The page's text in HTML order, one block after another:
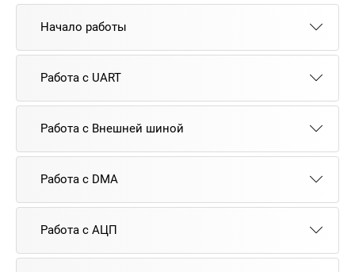
Начало работы
Работа с UART
Работа с Внешней шиной
Работа с DMA
Работа с АЦП